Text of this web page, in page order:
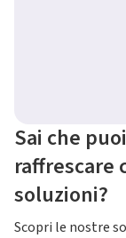
Sai che
raffrescare
soluzioni?
Scopri le nostre